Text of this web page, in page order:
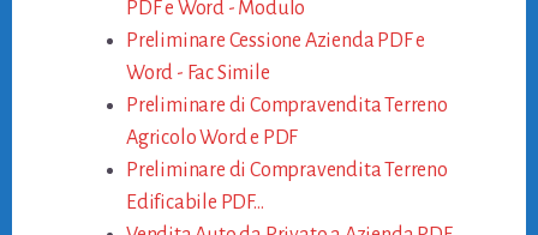
PDF e Word - Modulo
Preliminare Cessione Azienda PDF e
Word - Fac Simile
Preliminare di Compravendita Terreno
Agricolo Word e PDF
Preliminare di Compravendita Terreno
Edificabile PDF…